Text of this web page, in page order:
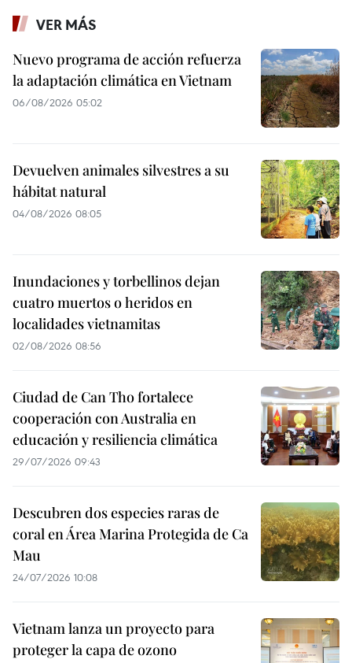
VER MÁS
Nuevo programa de acción refuerza
la adaptación climática en Vietnam
06/08/2026 05:02
Devuelven animales silvestres a su
hábitat natural
04/08/2026 08:05
Inundaciones y torbellinos dejan
cuatro muertos o heridos en
localidades vietnamitas
02/08/2026 08:56
Ciudad de Can Tho fortalece
cooperación con Australia en
educación y resiliencia climática
29/07/2026 09:43
Descubren dos especies raras de
coral en Área Marina Protegida de Ca
Mau
24/07/2026 10:08
Vietnam lanza un proyecto para
proteger la capa de ozono